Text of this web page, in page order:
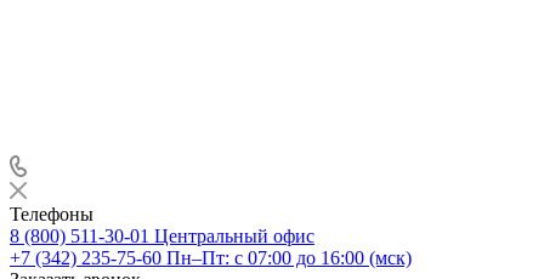
Телефоны
8 (800) 511-30-01 Центральный офис
+7 (342) 235-75-60 Пн–Пт: с 07:00 до 16:00 (мск)